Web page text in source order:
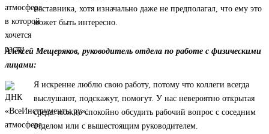
наставника, хотя изначально даже не предполагал, что ему это
может быть интересно.
Алексей Мещеряков, руководитель отдела по работе с физическими
лицами:
Я искренне люблю свою работу, потому что коллеги всегда
выслушают, подскажут, помогут. У нас невероятно открытая
среда: можно спокойно обсудить рабочий вопрос с соседним
отделом или с вышестоящим руководителем.